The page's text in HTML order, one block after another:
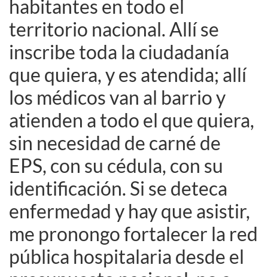
habitantes en todo el
territorio nacional. Allí se
inscribe toda la ciudadanía
que quiera, y es atendida; allí
los médicos van al barrio y
atienden a todo el que quiera,
sin necesidad de carné de
EPS, con su cédula, con su
identificación. Si se deteca
enfermedad y hay que asistir,
me pronongo fortalecer la red
pública hospitalaria desde el